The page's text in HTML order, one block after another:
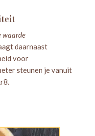
waarde
daarnaast
voor
steunen je vanuit